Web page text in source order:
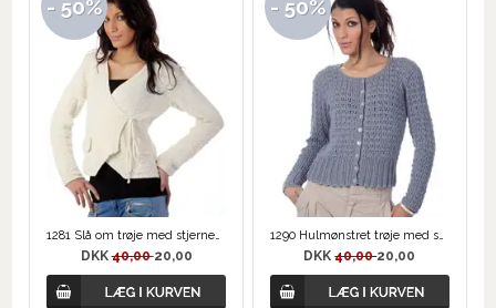
- 50%
1281 Slå om trøje med stjernemønster
DKK40,0020,00
- 50%
1290 Hulmønstret trøje med skød
DKK40,0020,00